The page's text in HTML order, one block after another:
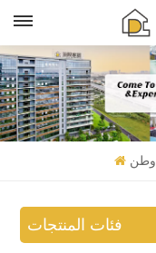
وطن
فئات المنتجات